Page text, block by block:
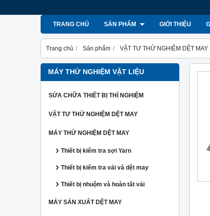
TRANG CHỦ SẢN PHẨM GIỚI THIỆU
Trang chủ Sản phẩm VẬT TƯ THỬ NGHIỆM DỆT MAY
MÁY THỬ NGHIỆM VẬT LIỆU
SỬA CHỮA THIẾT BỊ THÍ NGHIỆM
VẬT TƯ THỬ NGHIỆM DỆT MAY
MÁY THỬ NGHIỆM DỆT MAY
Thiết bị kiểm tra sợi Yarn
Thiết bị kiểm tra vải và dệt may
Thiết bị nhuộm và hoàn tất vải
MÁY SẢN XUẤT DỆT MAY